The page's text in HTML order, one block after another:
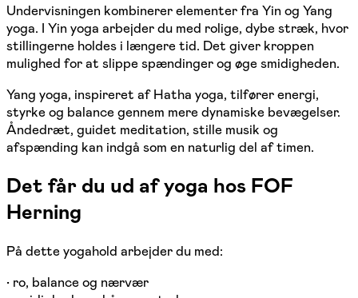
Undervisningen kombinerer elementer fra Yin og Yang
yoga. I Yin yoga arbejder du med rolige, dybe stræk, hvor
stillingerne holdes i længere tid. Det giver kroppen
mulighed for at slippe spændinger og øge smidigheden.
Yang yoga, inspireret af Hatha yoga, tilfører energi,
styrke og balance gennem mere dynamiske bevægelser.
Åndedræt, guidet meditation, stille musik og
afspænding kan indgå som en naturlig del af timen.
Det får du ud af yoga hos FOF
Herning
På dette yogahold arbejder du med:
• ro, balance og nærvær